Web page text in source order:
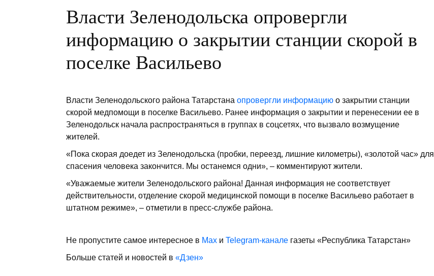
Власти Зеленодольска опровергли
информацию о закрытии станции скорой в
поселке Васильево
Власти Зеленодольского района Татарстана опровергли информацию о закрытии станции
скорой медпомощи в поселке Васильево. Ранее информация о закрытии и перенесении ее в
Зеленодольск начала распространяться в группах в соцсетях, что вызвало возмущение
жителей.
«Пока скорая доедет из Зеленодольска (пробки, переезд, лишние километры), «золотой час» для
спасения человека закончится. Мы останемся одни», – комментируют жители.
«Уважаемые жители Зеленодольского района! Данная информация не соответствует
действительности, отделение скорой медицинской помощи в поселке Васильево работает в
штатном режиме», – отметили в пресс-службе района.
Не пропустите самое интересное в Max и Telegram-канале газеты «Республика Татарстан»
Больше статей и новостей в «Дзен»